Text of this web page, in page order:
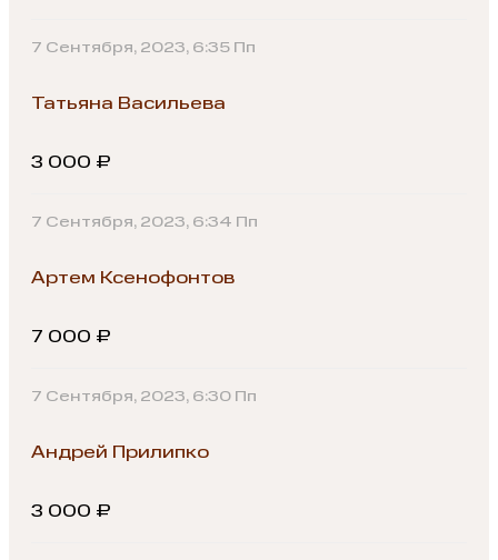
7 Сентября, 2023, 6:35 Пп
Татьяна Васильева
3 000 ₽
7 Сентября, 2023, 6:34 Пп
Артем Ксенофонтов
7 000 ₽
7 Сентября, 2023, 6:30 Пп
Андрей Прилипко
3 000 ₽